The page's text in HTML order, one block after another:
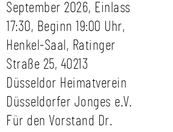
September 2026, Einlass
17:30, Beginn 19:00 Uhr,
Henkel-Saal, Ratinger
Straße 25, 40213
Düsseldor Heimatverein
Düsseldorfer Jonges e.V.
Für den Vorstand Dr.